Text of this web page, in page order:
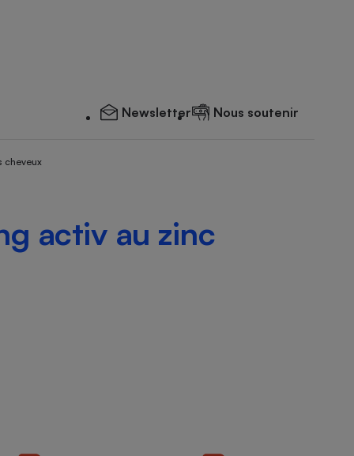
Newsletter Nous soutenir
cheveux
activ au zinc